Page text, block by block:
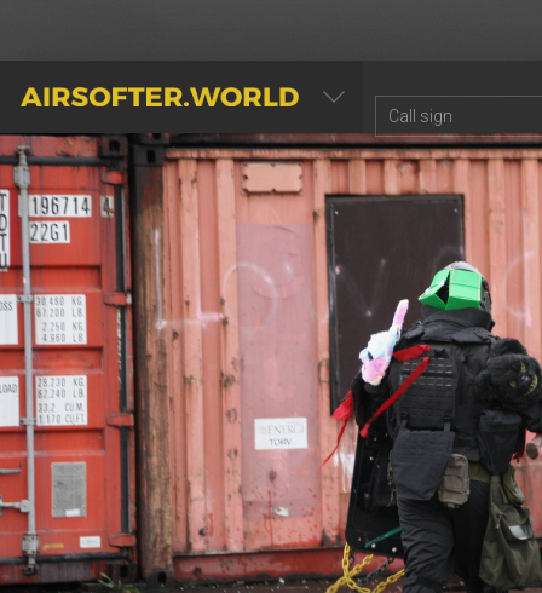
AIRSOFTER.WORLD